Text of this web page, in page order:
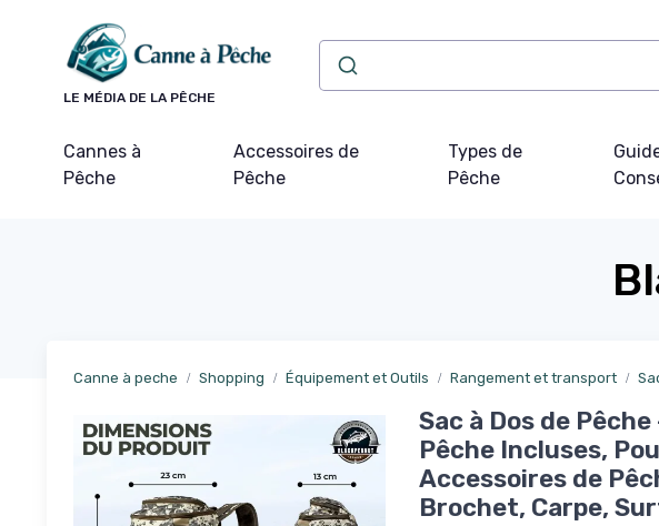
LE MÉDIA DE LA PÊCHE
Cannes à
Pêche
Accessoires de
Pêche
Types de
Pêche
Canne à peche Shopping Équipement et Outils Rangement et transport
Sac à Dos de
Pêche Incluses,
Accessoires de
Brochet, Carpe,